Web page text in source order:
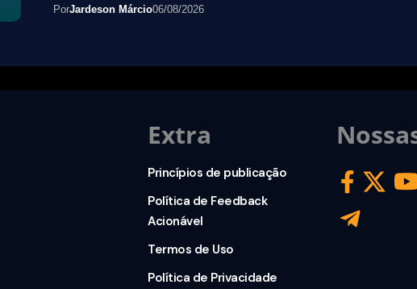
PorJardeson Márcio06/08/2026
Extra
Princípios de publicação
Política de Feedback
Acionável
Termos de Uso
Política de Privacidade